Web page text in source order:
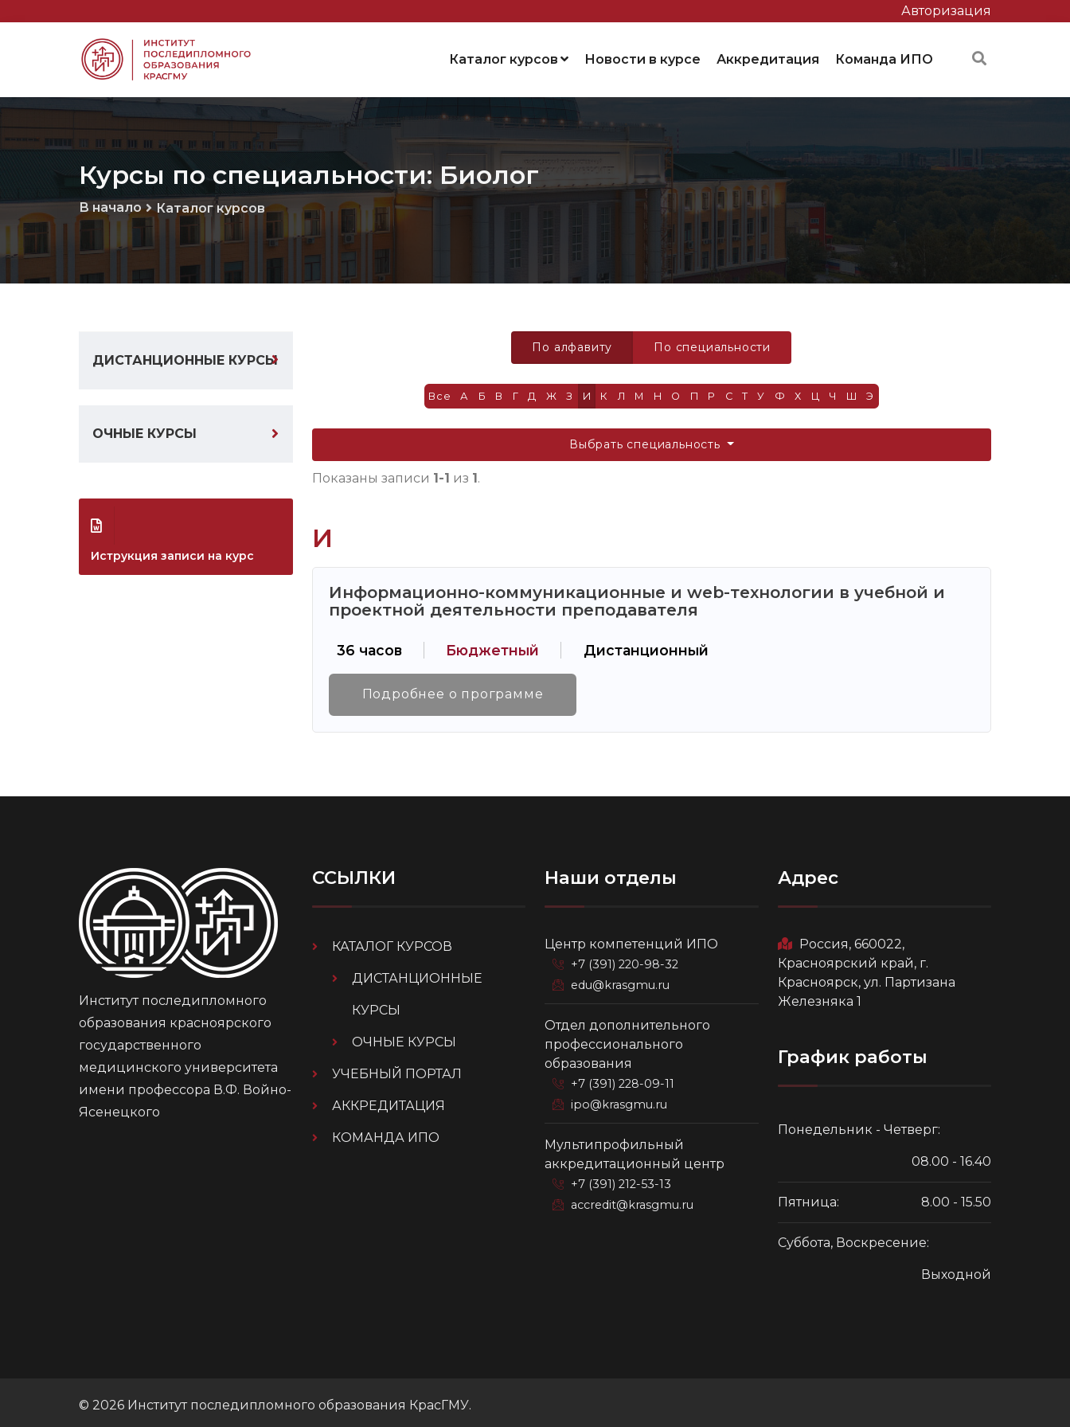
Авторизация
Каталог курсов Новости в курсе Аккредитация Команда ИПО
Курсы по специальности: Биолог
В начало Каталог курсов
ДИСТАНЦИОННЫЕ КУРСЫ
ОЧНЫЕ КУРСЫ
Иструкция записи на курс
По алфавиту По специальности
Все А Б В Г Д Ж З И К Л М Н О П Р С Т У Ф Х Ц Ч Ш Э
Выбрать специальность
Показаны записи 1-1 из 1.
И
Информационно-коммуникационные и web-технологии в учебной и
проектной деятельности преподавателя
36 часов Бюджетный Дистанционный
Подробнее о программе
Институт последипломного
образования красноярского
государственного
медицинского университета
имени профессора В.Ф. Войно-
Ясенецкого
ССЫЛКИ
КАТАЛОГ КУРСОВ
ДИСТАНЦИОННЫЕ
КУРСЫ
ОЧНЫЕ КУРСЫ
УЧЕБНЫЙ ПОРТАЛ
АККРЕДИТАЦИЯ
КОМАНДА ИПО
Наши отделы
Центр компетенций ИПО
+7 (391) 220-98-32
edu@krasgmu.ru
Отдел дополнительного
профессионального
образования
+7 (391) 228-09-11
ipo@krasgmu.ru
Мультипрофильный
аккредитационный центр
+7 (391) 212-53-13
accredit@krasgmu.ru
Адрес
Россия, 660022,
Красноярский край, г.
Красноярск, ул. Партизана
Железняка 1
График работы
Понедельник - Четверг:
08.00 - 16.40
Пятница: 8.00 - 15.50
Суббота, Воскресение:
Выходной
© 2026 Институт последипломного образования КрасГМУ.